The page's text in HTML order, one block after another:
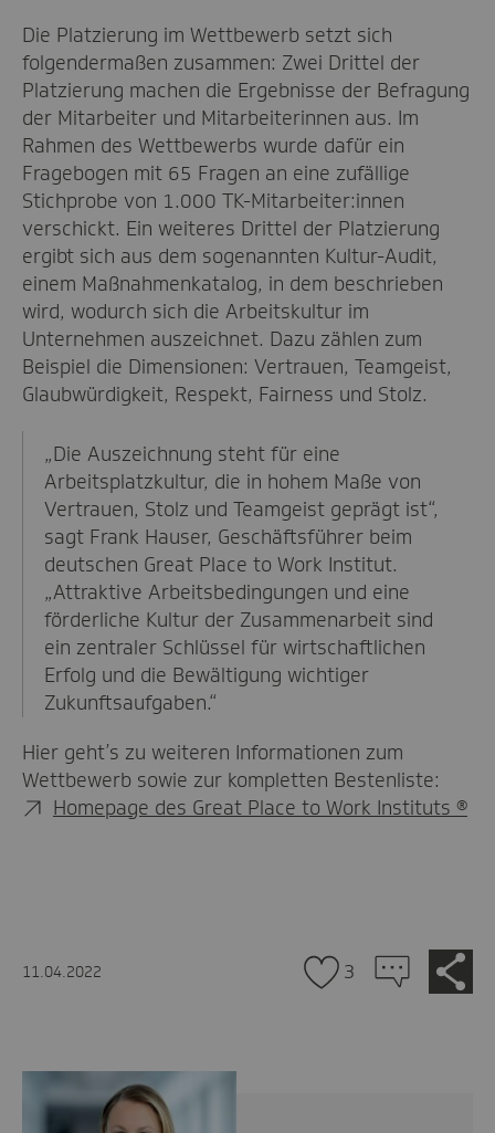
Die Platzierung im Wettbewerb setzt sich
folgendermaßen zusammen: Zwei Drittel der
Platzierung machen die Ergebnisse der Befragung
der Mitarbeiter und Mitarbeiterinnen aus. Im
Rahmen des Wettbewerbs wurde dafür ein
Fragebogen mit 65 Fragen an eine zufällige
Stichprobe von 1.000 TK-Mitarbeiter:innen
verschickt. Ein weiteres Drittel der Platzierung
ergibt sich aus dem sogenannten Kultur-Audit,
einem Maßnahmenkatalog, in dem beschrieben
wird, wodurch sich die Arbeitskultur im
Unternehmen auszeichnet. Dazu zählen zum
Beispiel die Dimensionen: Vertrauen, Teamgeist,
Glaubwürdigkeit, Respekt, Fairness und Stolz.
„Die Auszeichnung steht für eine
Arbeitsplatzkultur, die in hohem Maße von
Vertrauen, Stolz und Teamgeist geprägt ist“,
sagt Frank Hauser, Geschäftsführer beim
deutschen Great Place to Work Institut.
„Attraktive Arbeitsbedingungen und eine
förderliche Kultur der Zusammenarbeit sind
ein zentraler Schlüssel für wirtschaftlichen
Erfolg und die Bewältigung wichtiger
Zukunftsaufgaben.“
Hier geht’s zu weiteren Informationen zum
Wettbewerb sowie zur kompletten Bestenliste:
Homepage des Great Place to Work Instituts ®
11.04.2022 3
Zu
den